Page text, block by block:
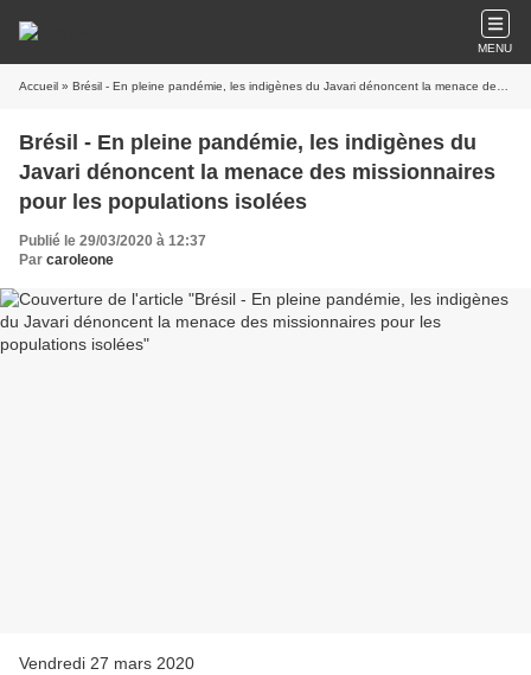
MENU
Accueil » Brésil - En pleine pandémie, les indigènes du Javari dénoncent la menace des missionnaires pour les populations isolées
Brésil - En pleine pandémie, les indigènes du
Javari dénoncent la menace des missionnaires
pour les populations isolées
Publié le 29/03/2020 à 12:37
Par caroleone
Vendredi 27 mars 2020